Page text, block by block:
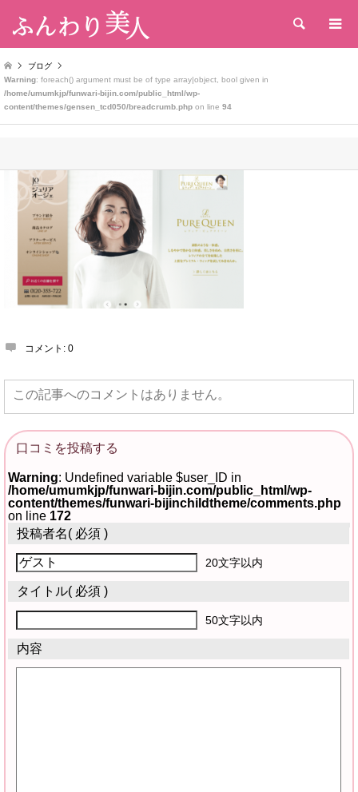
検索
ブログ
Warning: foreach() argument must be of type array|object, bool given in
/home/umumkjp/funwari-bijin.com/public_html/wp-
content/themes/gensen_tcd050/breadcrumb.php on line 94
コメント: 0
この記事へのコメントはありません。
口コミを投稿する
Warning : Undefined variable $user_ID in
/home/umumkjp/funwari-bijin.com/public_html/wp-
content/themes/funwari-bijinchildtheme/comments.php
on line 172
投稿者名( 必須 )
20文字以内
タイトル( 必須 )
50文字以内
内容